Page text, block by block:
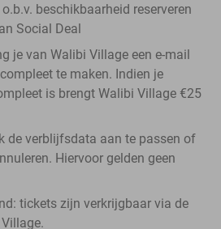
beschikbaarheid reserveren
Social Deal
je van Walibi Village een e-mail
te maken. Indien je
is brengt Walibi Village €25
de verblijfsdata aan te passen of
Hiervoor gelden geen
: tickets zijn verkrijgbaar via de